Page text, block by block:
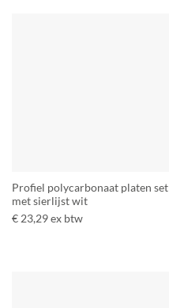
Profiel polycarbonaat platen set
met sierlijst wit
€23,29 ex btw